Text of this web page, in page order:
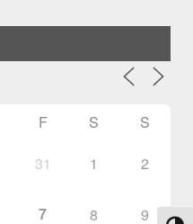
F S S
31 1 2
7 8 9